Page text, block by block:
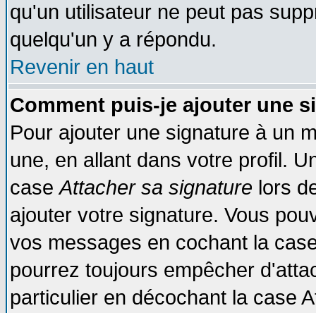
qu'un utilisateur ne peut pas
quelqu'un y a répondu.
Revenir en haut
Comment puis-je ajouter une
Pour ajouter une signature à un
une, en allant dans votre profil.
caseAttacher sa signature lors
ajouter votre signature. Vous
vos messages en cochant la
pourrez toujours empêcher
particulier en décochant la case